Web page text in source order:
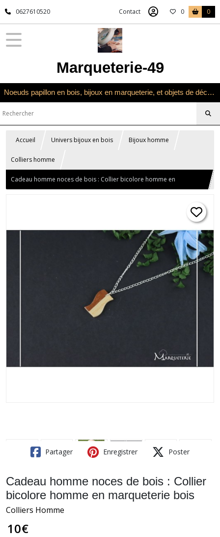
0627610520 Contact 0 0
Marqueterie-49
Noeuds papillon en bois, bijoux en marqueterie, et objets de décoration en marqueterie bois
Accueil Univers bijoux en bois Bijoux homme
Colliers homme
Cadeau homme noces de bois : Collier bicolore homme en
Partager Enregistrer Poster
Cadeau homme noces de bois : Collier
bicolore homme en marqueterie bois
Colliers Homme
10€